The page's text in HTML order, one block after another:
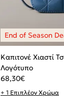
Καπιτονέ Χιαστί
Λογότυπο
68,30€
+ 1 Επιπλέον Χρώμα